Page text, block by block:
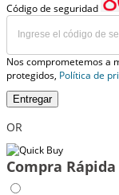
Código de seguridad
Nos comprometemos a
protegidos, Política de
Entregar
OR
Compra Rápida